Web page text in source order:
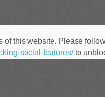
of this website. Please
social-features/to